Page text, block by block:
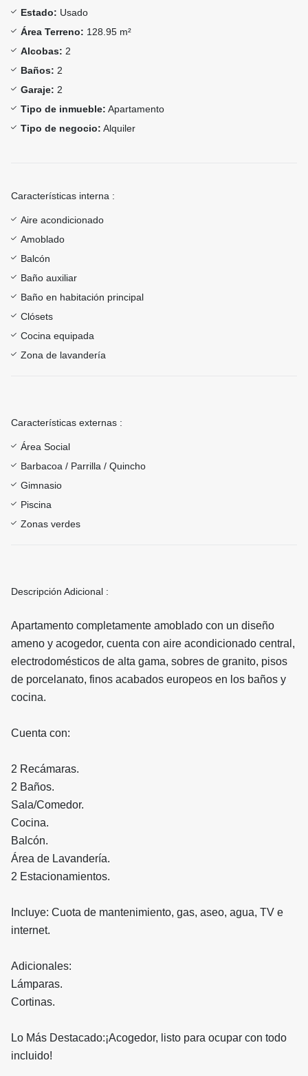
Estado: Usado
Área Terreno: 128.95 m²
Alcobas: 2
Baños: 2
Garaje: 2
Tipo de inmueble: Apartamento
Tipo de negocio: Alquiler
Características interna :
Aire acondicionado
Amoblado
Balcón
Baño auxiliar
Baño en habitación principal
Clósets
Cocina equipada
Zona de lavandería
Características externas :
Área Social
Barbacoa / Parrilla / Quincho
Gimnasio
Piscina
Zonas verdes
Descripción Adicional :
Apartamento completamente amoblado con un diseño
ameno y acogedor, cuenta con aire acondicionado central,
electrodomésticos de alta gama, sobres de granito, pisos
de porcelanato, finos acabados europeos en los baños y
cocina.
Cuenta con:
2 Recámaras.
2 Baños.
Sala/Comedor.
Cocina.
Balcón.
Área de Lavandería.
2 Estacionamientos.
Incluye: Cuota de mantenimiento, gas, aseo, agua, TV e
internet.
Adicionales:
Lámparas.
Cortinas.
Lo Más Destacado:¡Acogedor, listo para ocupar con todo
incluido!